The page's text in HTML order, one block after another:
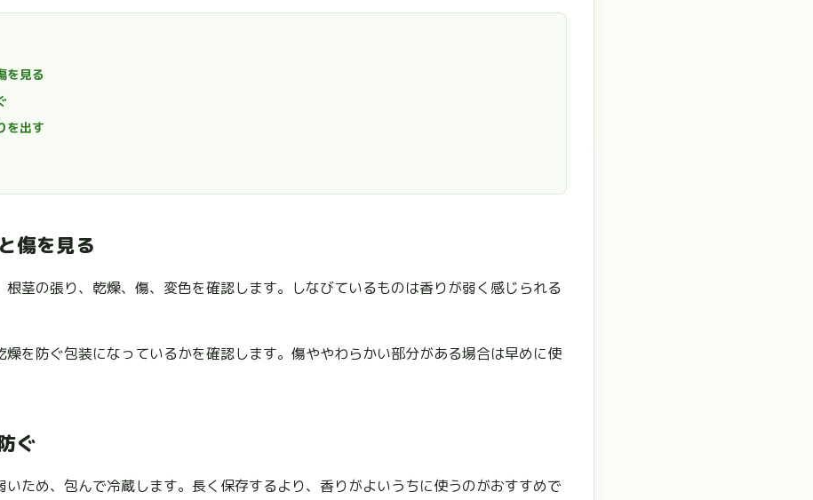
を見る
を出す
傷を見る
根茎の張り、乾燥、傷、変色を確認します。しなびているものは香りが弱く感じられる
燥を防ぐ包装になっているかを確認します。傷ややわらかい部分がある場合は早めに使
ぐ
いため、包んで冷蔵します。長く保存するより、香りがよいうちに使うのがおすすめで